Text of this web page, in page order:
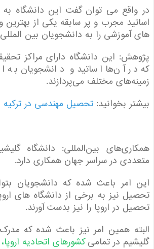
می توان گفت این دانشگاه به علت
مجرب و پر سابقه یکی از بهترین و به
را به دانشجویان بین المللی می
: این دانشگاه دارای مراکز
آن‌ها اساتید و دانشجویان به
مختلف می‌پردازند.
بخوانید:تحصیل مهندسی در ترکیه
بین‌المللی: دانشگاه گلیشیم
در سراسر جهان همکاری دارد.
امر باعث شده که دانشجویان
نیز به برخی از دانشگاه های اروپایی
در اروپا را نیز بدست آورند.
همین امر نیز باعث شده که مدرک
در تمامیکشورهای اتحادیه اروپا، مورد